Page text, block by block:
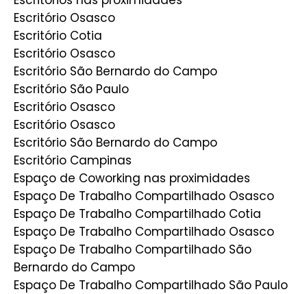
Escritório Osasco
Escritório Cotia
Escritório Osasco
Escritório São Bernardo do Campo
Escritório São Paulo
Escritório Osasco
Escritório Osasco
Escritório São Bernardo do Campo
Escritório Campinas
Espaço de Coworking nas proximidades
Espaço De Trabalho Compartilhado Osasco
Espaço De Trabalho Compartilhado Cotia
Espaço De Trabalho Compartilhado Osasco
Espaço De Trabalho Compartilhado São
Bernardo do Campo
Espaço De Trabalho Compartilhado São Paulo